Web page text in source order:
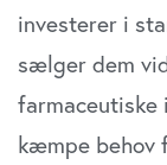
investerer i
sælger dem
farmaceutiske
kæmpe behov